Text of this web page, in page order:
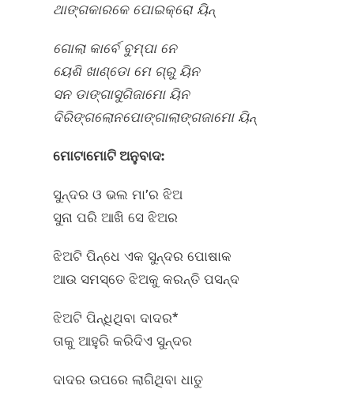
ଥାଙ୍ଗକାରକେ ପୋଇକ୍ରୋ ୟିନ୍
ଗୋଲା କାର୍ବେ ବୁମ୍ପା ନେ
ୟେଶି ଖାଣ୍ଡୋ ମେ ଗ୍ରୁ ୟିନ
ସନ ଡାଙ୍ଗାସୁଗିଜାମୋ ୟିନ
ଦିରିଙ୍ଗଲୋନପୋଙ୍ଗାଲାଙ୍ଗଜାମୋ ୟିନ୍
ମୋଟାମୋଟିଅନୁବାଦ:
ସୁନ୍ଦର ଓ ଭଲ ମା’ର ଝିଅ
ସୁନା ପରି ଆଖି ସେ ଝିଅର
ଝିଅଟି ପିନ୍ଧେ ଏକ ସୁନ୍ଦର ପୋଷାକ
ଆଉ ସମସ୍ତେ ଝିଅକୁ କରନ୍ତି ପସନ୍ଦ
ଝିଅଟି ପିନ୍ଧିଥିବା ଦାଦର*
ତାକୁ ଆହୁରି କରିଦିଏ ସୁନ୍ଦର
ଦାଦର ଉପରେ ଲାଗିଥିବା ଧାତୁ